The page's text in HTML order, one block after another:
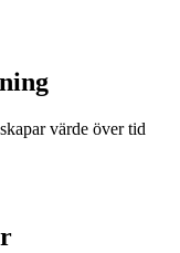
värde över tid